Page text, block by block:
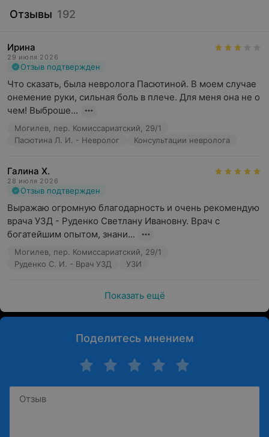
Отзывы 192
Ирина
29 июля 2026
Отзыв подтвержден
Что сказать, была невролога Пасютиной. В моем случае
онемение руки, сильная боль в плече. Для меня она не о
чем! Выброше...
Могилев, пер. Комиссариатский, 29/1
Пасютина Л. И. - Невролог
Консультации невролога
Галина Х.
28 июля 2026
Отзыв подтвержден
Выражаю огромную благодарность и очень рекомендую
врача УЗД - Руденко Светлану Ивановну. Врач с
богатейшим опытом, знани...
Могилев, пер. Комиссариатский, 29/1
Руденко С. И. - Врач УЗД
УЗИ
Показать ещё
Поделитесь мнением